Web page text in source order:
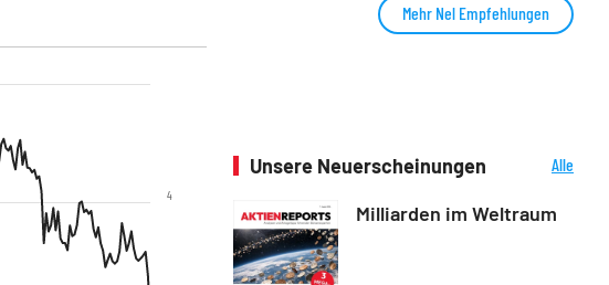
4
Mehr Nel Empfehlungen
Unsere Neuerscheinungen
Alle
Milliarden im Weltraum